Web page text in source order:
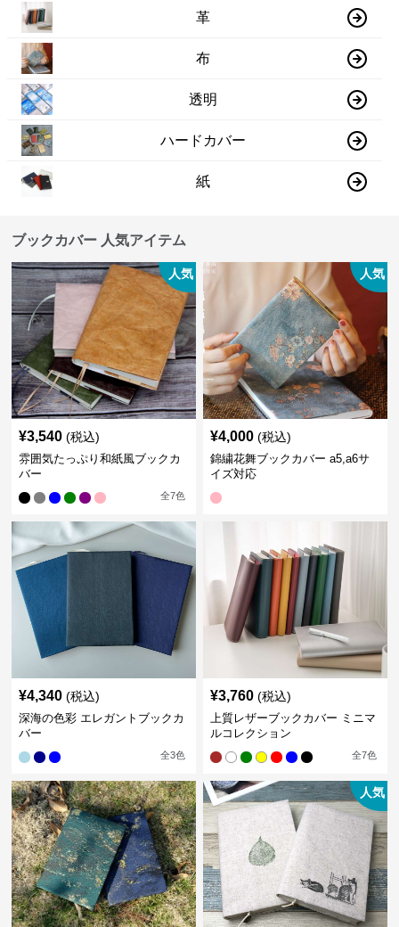
革
布
透明
ハードカバー
紙
ブックカバー 人気アイテム
人気
¥3,540 (税込)
雰囲気たっぷり和紙風ブックカ
バー
全7色
人気
¥4,000 (税込)
錦繍花舞ブックカバー a5,a6サ
イズ対応
¥4,340 (税込)
深海の色彩 エレガントブックカ
バー
全3色
¥3,760 (税込)
上質レザーブックカバー ミニマ
ルコレクション
全7色
人気